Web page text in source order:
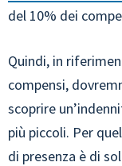
del 10% dei
Quindi, in
compensi,
scoprire
più piccoli. Per
di presenza è di